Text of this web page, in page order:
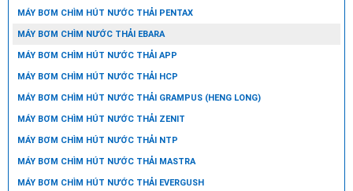
MÁY BƠM CHÌM HÚT NƯỚC THẢI PENTAX
MÁY BƠM CHÌM NƯỚC THẢI EBARA
MÁY BƠM CHÌM HÚT NƯỚC THẢI APP
MÁY BƠM CHÌM HÚT NƯỚC THẢI HCP
MÁY BƠM CHÌM HÚT NƯỚC THẢI GRAMPUS (HENG LONG)
MÁY BƠM CHÌM HÚT NƯỚC THẢI ZENIT
MÁY BƠM CHÌM HÚT NƯỚC THẢI NTP
MÁY BƠM CHÌM HÚT NƯỚC THẢI MASTRA
MÁY BƠM CHÌM HÚT NƯỚC THẢI EVERGUSH